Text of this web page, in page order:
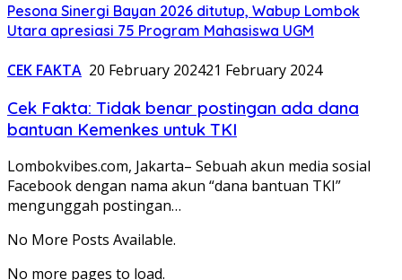
Pesona Sinergi Bayan 2026 ditutup, Wabup Lombok
Utara apresiasi 75 Program Mahasiswa UGM
CEK FAKTA 20 February 202421 February 2024
Cek Fakta: Tidak benar postingan ada dana
bantuan Kemenkes untuk TKI
Lombokvibes.com, Jakarta– Sebuah akun media sosial
Facebook dengan nama akun “dana bantuan TKI”
mengunggah postingan…
No More Posts Available.
No more pages to load.